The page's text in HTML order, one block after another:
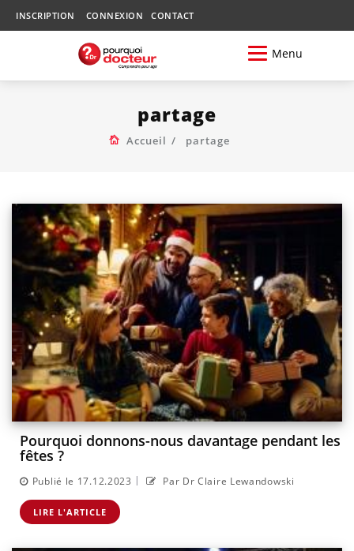
INSCRIPTION CONNEXION CONTACT
Menu
partage
Accueil partage
Pourquoi donnons-nous davantage pendant les
fêtes ?
Publié le 17.12.2023 | Par Dr Claire Lewandowski
LIRE L'ARTICLE